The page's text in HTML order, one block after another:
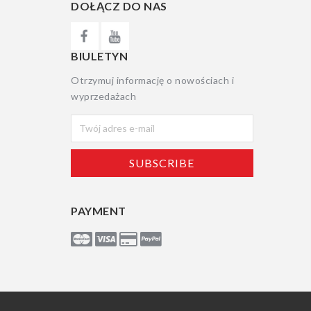
DOŁĄCZ DO NAS
BIULETYN
Otrzymuj informację o nowościach i
wyprzedażach
PAYMENT